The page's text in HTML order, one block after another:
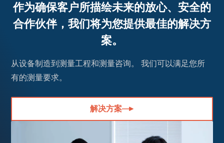
作为确保客户所描绘未来的放心、安全的
合作伙伴，我们将为您提供最佳的解决方
案。
从设备制造到测量工程和测量咨询。 我们可以满足您所
有的测量要求。
解决方案